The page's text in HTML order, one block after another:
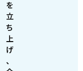
を
立
ち
上
げ
、